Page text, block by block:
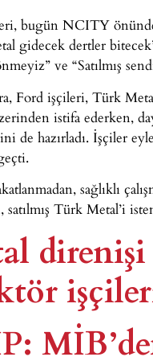
bugün NCITY
gidecek dertler
ve “Satılmış
Ford işçileri, Türk
istifa ederken,
de hazırladı. İşçiler
sağlıklı
Türk Metal’i
direnişi